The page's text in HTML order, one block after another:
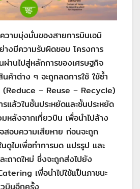
วามมุ่งมั่นของสายการบินเอมิ
างมีความรับผิดชอบ โครงการ
ผ่านไปสู่หลักการของเศรษฐกิจ
ค้าต่าง ๆ จะถูกลดการใช้ ใช้ซ้ำ
(Reduce – Reuse – Recycle)
แล้วในชั้นประหยัดและชั้นประหยัด
หลังจากเที่ยวบิน เพื่อนำไปล้าง
สอบความเสียหาย ก่อนจะถูก
ดูไบเพื่อทำการบด แปรรูป และ
ถาดใหม่ ซึ่งจะถูกส่งไปยัง
เพื่อนำไปใช้แป็นภาชนะ